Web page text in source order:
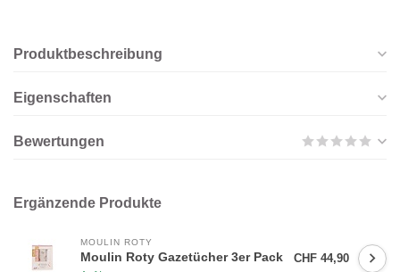
Produktbeschreibung
Eigenschaften
Bewertungen
Ergänzende Produkte
MOULIN ROTY
Moulin Roty Gazetücher 3er Pack CHF 44,90